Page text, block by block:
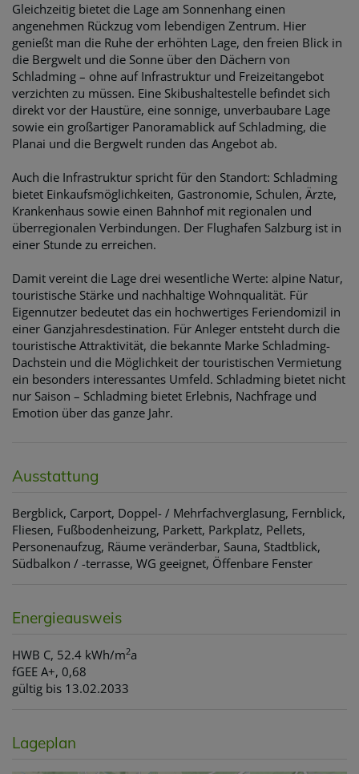
Gleichzeitig bietet die Lage am Sonnenhang einen
angenehmen Rückzug vom lebendigen Zentrum. Hier
genießt man die Ruhe der erhöhten Lage, den freien Blick in
die Bergwelt und die Sonne über den Dächern von
Schladming – ohne auf Infrastruktur und Freizeitangebot
verzichten zu müssen. Eine Skibushaltestelle befindet sich
direkt vor der Haustüre, eine sonnige, unverbaubare Lage
sowie ein großartiger Panoramablick auf Schladming, die
Planai und die Bergwelt runden das Angebot ab.
Auch die Infrastruktur spricht für den Standort: Schladming
bietet Einkaufsmöglichkeiten, Gastronomie, Schulen, Ärzte,
Krankenhaus sowie einen Bahnhof mit regionalen und
überregionalen Verbindungen. Der Flughafen Salzburg ist in
einer Stunde zu erreichen.
Damit vereint die Lage drei wesentliche Werte: alpine Natur,
touristische Stärke und nachhaltige Wohnqualität. Für
Eigennutzer bedeutet das ein hochwertiges Feriendomizil in
einer Ganzjahresdestination. Für Anleger entsteht durch die
touristische Attraktivität, die bekannte Marke Schladming-
Dachstein und die Möglichkeit der touristischen Vermietung
ein besonders interessantes Umfeld. Schladming bietet nicht
nur Saison – Schladming bietet Erlebnis, Nachfrage und
Emotion über das ganze Jahr.
Ausstattung
Bergblick Carport Doppel- / Mehrfachverglasung Fernblick
Fliesen Fußbodenheizung Parkett Parkplatz Pellets
Personenaufzug Räume veränderbar Sauna Stadtblick
Südbalkon / -terrasse WG geeignet Öffenbare Fenster
Energieausweis
HWB C, 52.4 kWh/m2a
fGEE A+, 0,68
gültig bis 13.02.2033
Lageplan